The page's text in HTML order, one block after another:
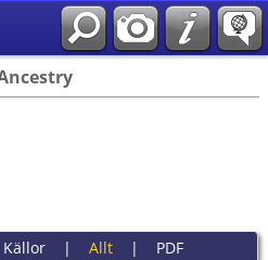
Källor| Allt| PDF